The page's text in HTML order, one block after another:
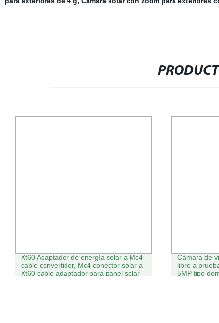
Cámara de vigilancia inteligente al aire
libre a prueba de agua 4.5 pulgadas 4G
5MP tipo domo PTZ
El apoyo de
de 5MP
grados